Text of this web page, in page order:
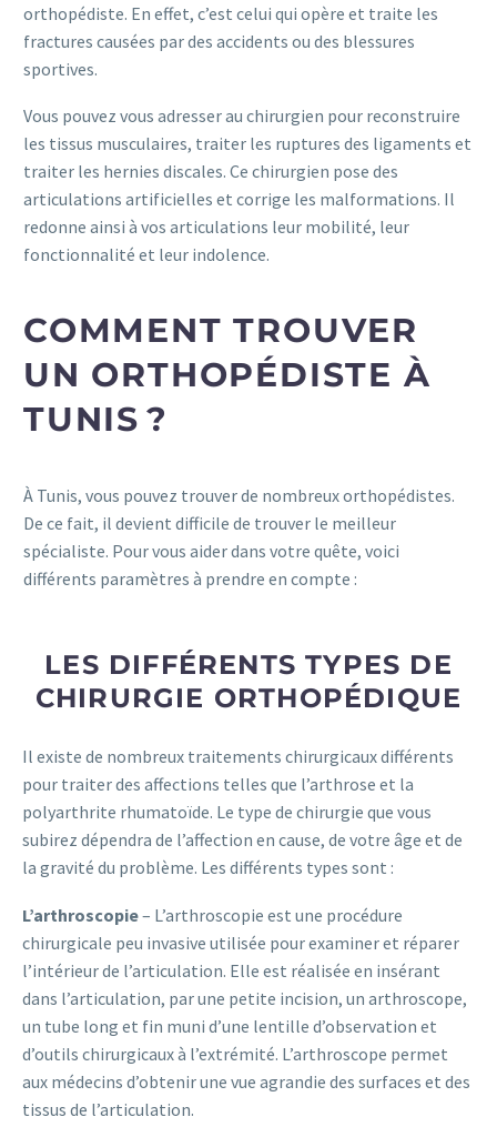
orthopédiste. En effet, c’est celui qui opère et traite les
fractures causées par des accidents ou des blessures
sportives.
Vous pouvez vous adresser au chirurgien pour reconstruire
les tissus musculaires, traiter les ruptures des ligaments et
traiter les hernies discales. Ce chirurgien pose des
articulations artificielles et corrige les malformations. Il
redonne ainsi à vos articulations leur mobilité, leur
fonctionnalité et leur indolence.
COMMENT TROUVER
UN ORTHOPÉDISTE À
TUNIS ?
À Tunis, vous pouvez trouver de nombreux orthopédistes.
De ce fait, il devient difficile de trouver le meilleur
spécialiste. Pour vous aider dans votre quête, voici
différents paramètres à prendre en compte :
LES DIFFÉRENTS TYPES DE
CHIRURGIE ORTHOPÉDIQUE
Il existe de nombreux traitements chirurgicaux différents
pour traiter des affections telles que l’arthrose et la
polyarthrite rhumatoïde. Le type de chirurgie que vous
subirez dépendra de l’affection en cause, de votre âge et de
la gravité du problème. Les différents types sont :
L’arthroscopie– L’arthroscopie est une procédure
chirurgicale peu invasive utilisée pour examiner et réparer
l’intérieur de l’articulation. Elle est réalisée en insérant
dans l’articulation, par une petite incision, un arthroscope,
un tube long et fin muni d’une lentille d’observation et
d’outils chirurgicaux à l’extrémité. L’arthroscope permet
aux médecins d’obtenir une vue agrandie des surfaces et des
tissus de l’articulation.